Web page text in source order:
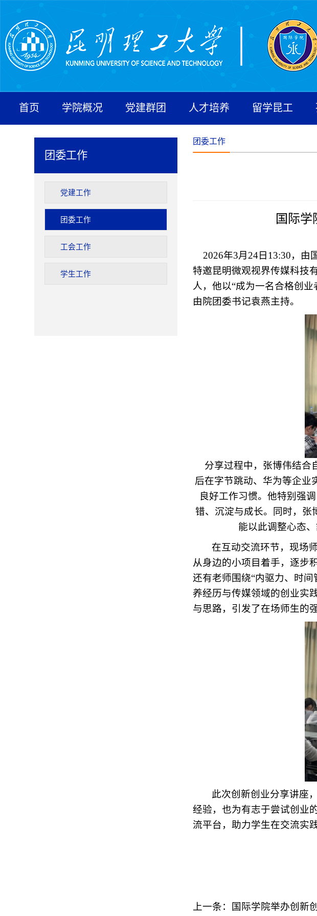
首页 学院概况 党建群团 人才培养 留学昆工
团委工作
党建工作
团委工作
工会工作
学生工作
团委工作
国际学
2026年3月24日13:30， 由
特邀昆明微观视界传媒科技
人，他以“成为一名合格创
由 院团委书记袁燕主持。
分享过程中，张博伟结合
后在字节跳动、华为等企业
良好工作习惯。他特别强
错、沉淀与成长。同时，张
能以此调整心态
在互动交流环节，现场
从身边的小项目着手，逐步
还有老师围绕“内驱力、时
养经历与传媒领域的创业实
与思路，引发了在场师生的
此次创新创业分享讲座
经验，也为有志于尝试创业
流平台，助力学生在交流实
上一条： 国际学院举办创新